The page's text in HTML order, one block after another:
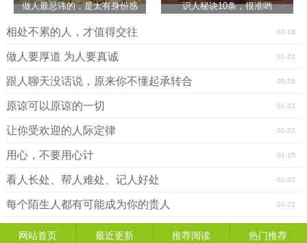
做人最忌讳的，是太有身份感 识人秘诀10条，很准哟
03-18
相处不累的人，才值得交往
01-22
做人要厚道 为人要真诚
05-26
跟人聊天没话说，原来你不懂起承转合
01-22
原谅可以原谅的一切
01-22
让你受欢迎的人际定律
01-15
用心，不要用心计
01-22
看人长处、帮人难处、记人好处
01-22
每个陌生人都有可能成为你的贵人
网站首页 最近更新 推荐阅读 热门推荐